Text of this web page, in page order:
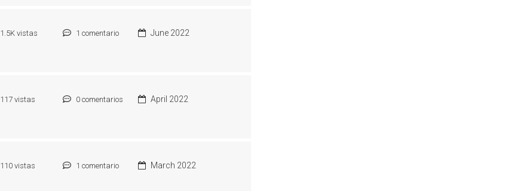
1.5K vistas 1 comentario June 2022
117 vistas 0comentarios April 2022
110 vistas 1 comentario March 2022